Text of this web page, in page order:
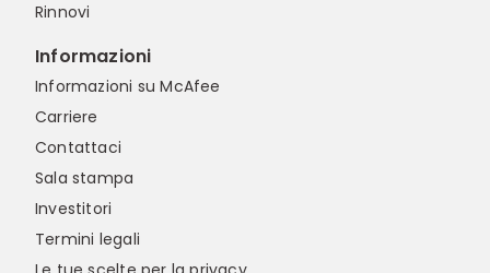
Rinnovi
Informazioni
Informazioni su McAfee
Carriere
Contattaci
Sala stampa
Investitori
Termini legali